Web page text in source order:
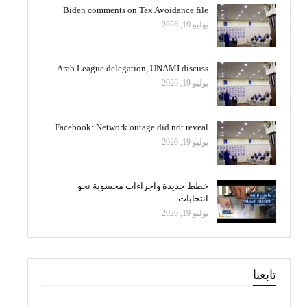
Biden comments on Tax Avoidance file
يوليو 19, 2026
Arab League delegation, UNAMI discuss…
يوليو 19, 2026
Facebook: Network outage did not reveal…
يوليو 19, 2026
خطط جديدة واجراءات محسوبة نحو
انتخابات…
يوليو 19, 2026
تابعنا